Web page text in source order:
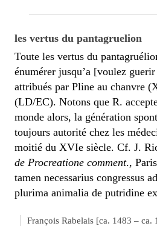
les vertus du pantagruelion
Toute les vertus du
énumérer jusqu’a [voulez
attribués par Pline au chanvre
(LD/EC). Notons que R.
monde alors, la génération
toujours autorité chez les
moitié du XVIe siècle. Cf. J.
de Procreatione comment.,
tamen necessarius congressus
plurima animalia de putridine
François Rabelais [ca. 1483 – ca.